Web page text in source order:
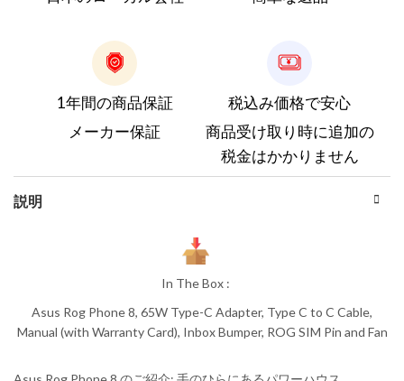
1年間の商品保証
メーカー保証
税込み価格で安心
商品受け取り時に追加の
税金はかかりません
説明
In The Box :
Asus Rog Phone 8, 65W Type-C Adapter, Type C to C Cable,
Manual (with Warranty Card), Inbox Bumper, ROG SIM Pin and Fan